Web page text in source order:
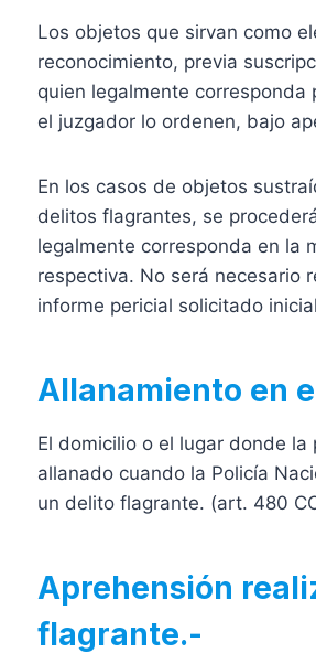
Los objetos que sirvan como
reconocimiento, previa
quien legalmente
el juzgador lo ordenen, bajo
En los casos de objetos
delitos flagrantes, se
legalmente corresponda en la
respectiva. No será necesario
informe pericial solicitado
Allanamiento en
El domicilio o el lugar donde
allanado cuando la Policía
un delito flagrante. (art. 480
Aprehensión
flagrante.-